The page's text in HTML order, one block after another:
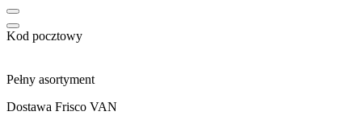
Kod pocztowy
Pełny asortyment
Dostawa Frisco VAN